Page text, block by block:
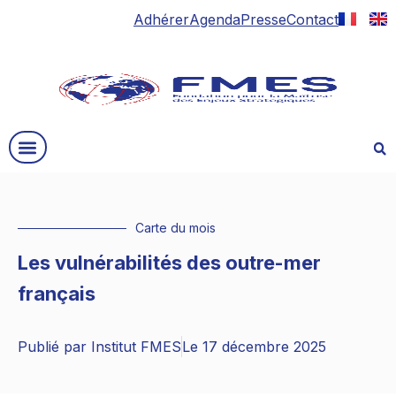
AdhérerAgendaPresseContact
Carte du mois
Les vulnérabilités des outre-mer
français
Publié par Institut FMESLe 17 décembre 2025